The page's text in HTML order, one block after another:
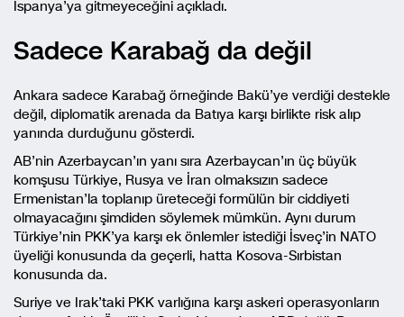
İspanya’ya gitmeyeceğini açıkladı.
Sadece Karabağ da değil
Ankara sadece Karabağ örneğinde Bakü’ye verdiği destekle
değil, diplomatik arenada da Batıya karşı birlikte risk alıp
yanında durduğunu gösterdi.
AB’nin Azerbaycan’ın yanı sıra Azerbaycan’ın üç büyük
komşusu Türkiye, Rusya ve İran olmaksızın sadece
Ermenistan’la toplanıp üreteceği formülün bir ciddiyeti
olmayacağını şimdiden söylemek mümkün. Aynı durum
Türkiye’nin PKK’ya karşı ek önlemler istediği İsveç’in NATO
üyeliği konusunda da geçerli, hatta Kosova-Sırbistan
konusunda da.
Suriye ve Irak’taki PKK varlığına karşı askeri operasyonların